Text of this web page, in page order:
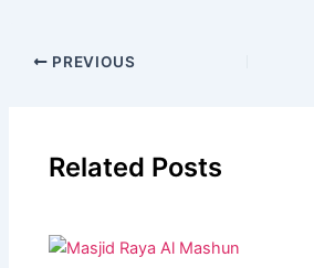
PREVIOUS
Related Posts